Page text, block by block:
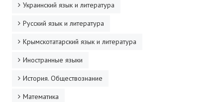
Украинский язык и литература
Русский язык и литература
Крымскотатарский язык и литература
Иностранные языки
История. Обществознание
Математика